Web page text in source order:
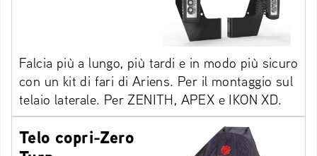
Falcia più a lungo, più tardi e in modo più sicuro
con un kit di fari di Ariens. Per il montaggio sul
telaio laterale. Per ZENITH, APEX e IKON XD.
Telo copri-Zero